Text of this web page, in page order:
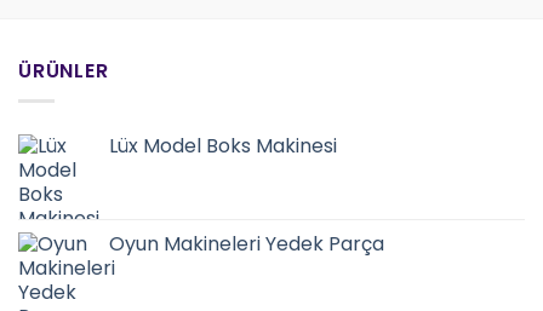
ÜRÜNLER
Lüx Model Boks Makinesi
Oyun Makineleri Yedek Parça